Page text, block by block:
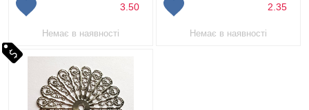
3.50
Немає в наявності
2.35
Немає в наявності